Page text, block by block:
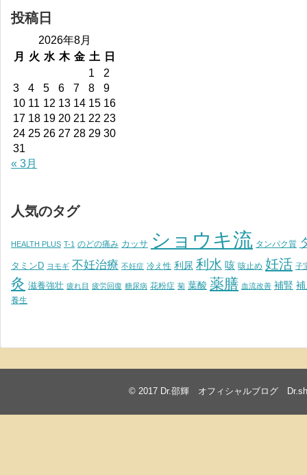
投稿日
2026年8月
月
火 水 木 金 土
日
1
2
3
4 5 6 7 8
9
10 11 12 13 14 15 16
17 18 19 20 21 22 23
24 25 26 27 28 29 30
31
« 3月
人気のタグ
HEALTH PLUS T-1 のどの痛み カッサ ショウキ流 タンパク質
タミンD ヨモギ 不妊治療 不妊症 冷え性 利尿 利水 咳 咳止め 妊活 子
灸 滋養強壮 疲れ目 疲労回復 糖尿病 花粉症 菊 葉酸 薬膳 血流改善 補腎
養生
© 2017 Dr.邵輝 オフィシャルブログ